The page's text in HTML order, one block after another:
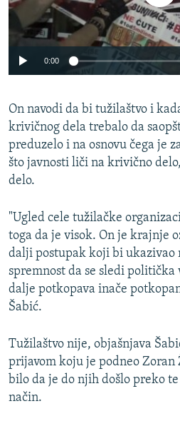
0:00
On navodi da bi tužilaštvo i
krivičnog dela trebalo da
preduzelo i na osnovu čega je
što javnosti liči na krivično
delo.
"Ugled cele tužilačke
toga da je visok. On je krajnje
dalji postupak koji bi ukazivao
spremnost da se sledi politička
dalje potkopava inače
Šabić.
Tužilaštvo nije, objašnjava
prijavom koju je podneo Zoran
bilo da je do njih došlo preko
način.